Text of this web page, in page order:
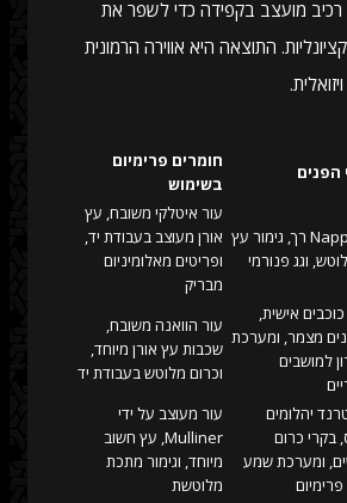
רכיב מועצב בקפידה כדי לשפר את
התוצאה היא אווירה הרמונית
הפנים
חומרים פרימיום
בשימוש
עור Nappa רך, גימור עץ
וגג פנורמי
עור איטלקי משובח, עץ
אורן מעוצב בעבודת יד,
ופריטים מאלומיניום
מבריק
אישית,
מצמר, ומערכת
למושבים
עור הוואנה משובח,
שכבות עץ אורן מיוחד,
וכרום מלוטש בעבודת יד
יהלומים
בקרי כרום
ומערכת שמע
עור מעוצב על ידי
Mulliner, עץ חשוב
מיוחד, וגימור מתכת
מלוטשת